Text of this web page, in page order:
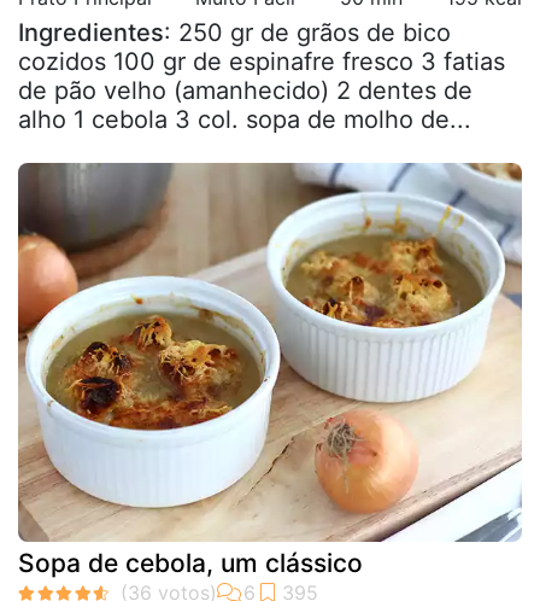
Ingredientes: 250 gr de grãos de bico
cozidos 100 gr de espinafre fresco 3 fatias
de pão velho (amanhecido) 2 dentes de
alho 1 cebola 3 col. sopa de molho de...
Sopa de cebola, um clássico